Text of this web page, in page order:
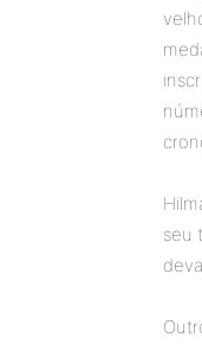
seu